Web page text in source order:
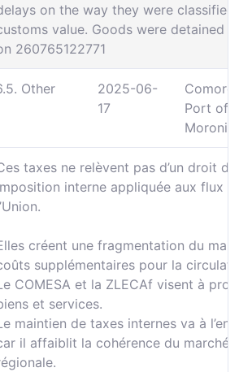
on the way they were
value. Goods were detained
260765122771
Other
2025-06-
17
Port of
Moroni
taxes ne relèvent pas d’un droit
interne appliquée aux flux
créent une fragmentation du
supplémentaires pour la
COMESA et la ZLECAf visent à
et services.
maintien de taxes internes va à
il affaiblit la cohérence du marché